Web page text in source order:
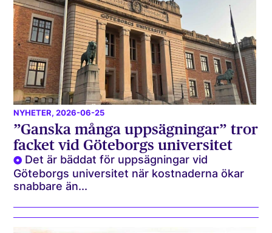
NYHETER, 2026-06-25
”Ganska många uppsägningar” tror
facket vid Göteborgs universitet
Det är bäddat för uppsägningar vid
Göteborgs universitet när kostnaderna ökar
snabbare än...